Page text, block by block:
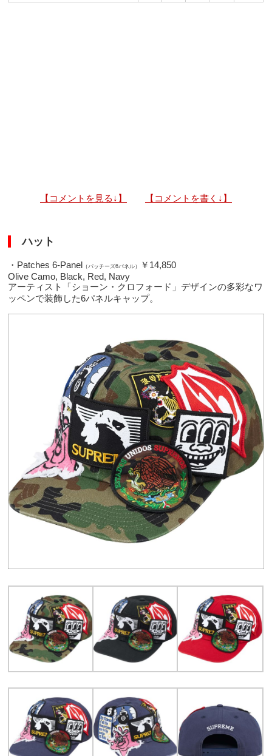
【コメントを見る↓】 【コメントを書く↓】
ハット
・Patches 6-Panel （パッチーズ6パネル）
￥14,850
Olive Camo, Black, Red, Navy
アーティスト「ショーン・クロフォード」デザインの多彩なワ
ッペンで装飾した6パネルキャップ。